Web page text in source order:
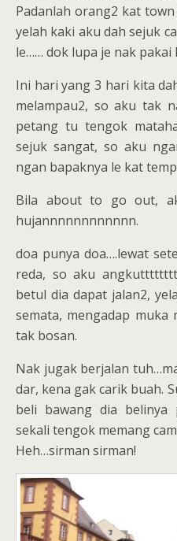
Padanlah orang2 kat
yelah kaki aku dah sejuk
le…… dok lupa je nak pakai
Ini hari yang 3 hari kita
melampau2, so aku tak
petang tu tengok
sejuk sangat, so aku
ngan bapaknya le kat
Bila about to go out,
hujannnnnnnnnnnn.
doa punya doa….lewat
reda, so aku
betul dia dapat jalan2,
semata, mengadap muka
tak bosan.
Nak jugak berjalan
dar, kena gak carik buah.
beli bawang dia belinya
sekali tengok memang
Heh…sirman sirman!